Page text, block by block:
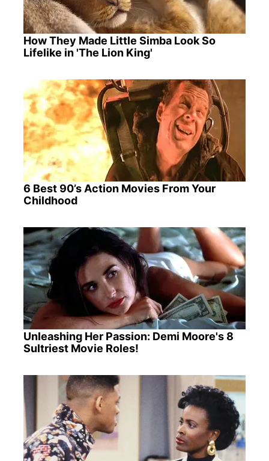
How They Made Little Simba Look So
Lifelike in 'The Lion King'
6 Best 90’s Action Movies From Your
Childhood
Unleashing Her Passion: Demi Moore's 8
Sultriest Movie Roles!